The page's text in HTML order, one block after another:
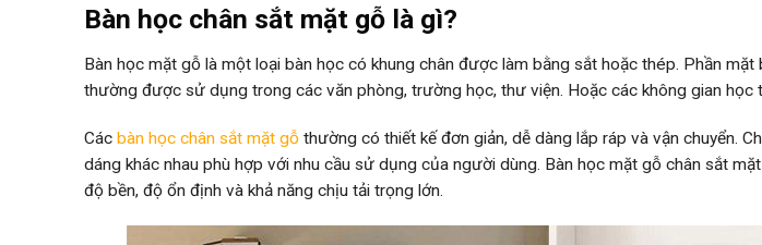
Bàn học chân sắt mặt gỗ là gì?
Bàn học mặt gỗ là một loại bàn học có khung chân được làm bằng sắt hoặc thép. Phần
thường được sử dụng trong các văn phòng, trường học, thư viện. Hoặc các không gian học
Các bàn học chân sắt mặt gỗ thường có thiết kế đơn giản, dễ dàng lắp ráp và vận chuyển.
dáng khác nhau phù hợp với nhu cầu sử dụng của người dùng. Bàn học mặt gỗ chân sắt
độ bền, độ ổn định và khả năng chịu tải trọng lớn.